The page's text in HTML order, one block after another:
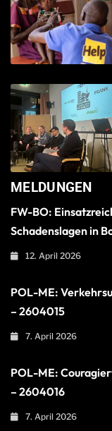
MELDUNGEN
FW-BO:
Schadenslagen in
12. April 2026
POL-ME:
– 2604015
7. April 2026
POL-ME:
– 2604016
7. April 2026